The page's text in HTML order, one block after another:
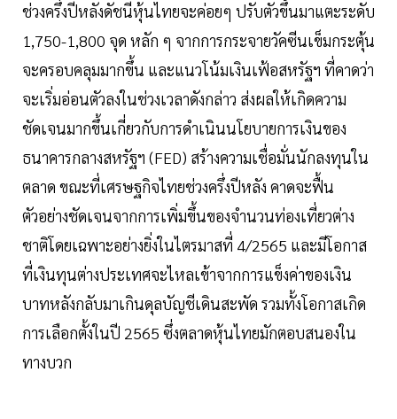
ช่วงครึ่งปีหลังดัชนีหุ้นไทยจะค่อยๆ ปรับตัวขึ้นมาแตะระดับ
1,750-1,800 จุด หลัก ๆ จากการกระจายวัคซีนเข็มกระตุ้น
จะครอบคลุมมากขึ้น และแนวโน้มเงินเฟ้อสหรัฐฯ ที่คาดว่า
จะเริ่มอ่อนตัวลงในช่วงเวลาดังกล่าว ส่งผลให้เกิดความ
ชัดเจนมากขึ้นเกี่ยวกับการดำเนินนโยบายการเงินของ
ธนาคารกลางสหรัฐฯ (FED) สร้างความเชื่อมั่นนักลงทุนใน
ตลาด ขณะที่เศรษฐกิจไทยช่วงครึ่งปีหลัง คาดจะฟื้น
ตัวอย่างชัดเจนจากการเพิ่มขึ้นของจำนวนท่องเที่ยวต่าง
ชาติโดยเฉพาะอย่างยิ่งในไตรมาสที่ 4/2565 และมีโอกาส
ที่เงินทุนต่างประเทศจะไหลเข้าจากการแข็งค่าของเงิน
บาทหลังกลับมาเกินดุลบัญชีเดินสะพัด รวมทั้งโอกาสเกิด
การเลือกตั้งในปี 2565 ซึ่งตลาดหุ้นไทยมักตอบสนองใน
ทางบวก